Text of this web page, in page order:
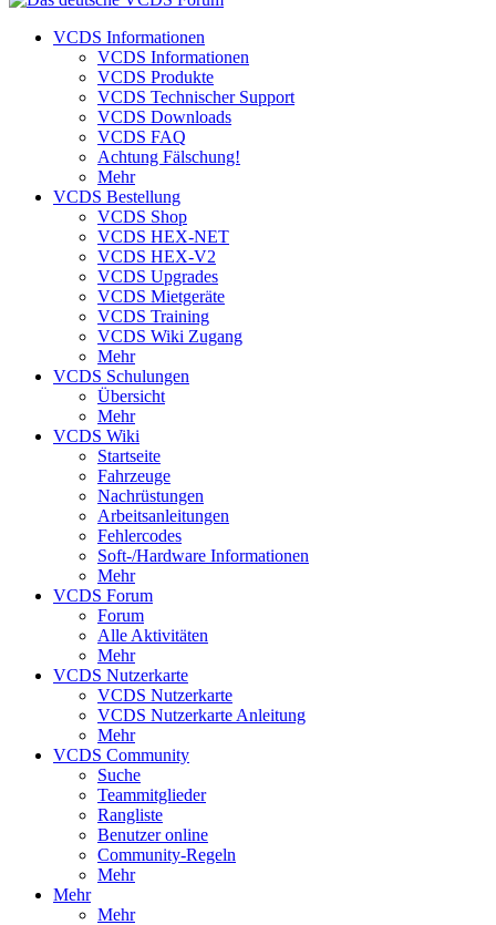
VCDS Informationen
VCDS Informationen
VCDS Produkte
VCDS Technischer Support
VCDS Downloads
VCDS FAQ
Achtung Fälschung!
Mehr
VCDS Bestellung
VCDS Shop
VCDS HEX-NET
VCDS HEX-V2
VCDS Upgrades
VCDS Mietgeräte
VCDS Training
VCDS Wiki Zugang
Mehr
VCDS Schulungen
Übersicht
Mehr
VCDS Wiki
Startseite
Fahrzeuge
Nachrüstungen
Arbeitsanleitungen
Fehlercodes
Soft-/Hardware Informationen
Mehr
VCDS Forum
Forum
Alle Aktivitäten
Mehr
VCDS Nutzerkarte
VCDS Nutzerkarte
VCDS Nutzerkarte Anleitung
Mehr
VCDS Community
Suche
Teammitglieder
Rangliste
Benutzer online
Community-Regeln
Mehr
Mehr
Mehr